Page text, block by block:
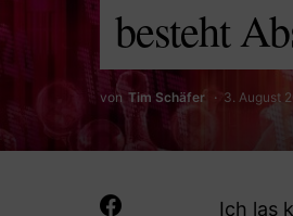
besteht
von Tim Schäfer 3. August
Ich las